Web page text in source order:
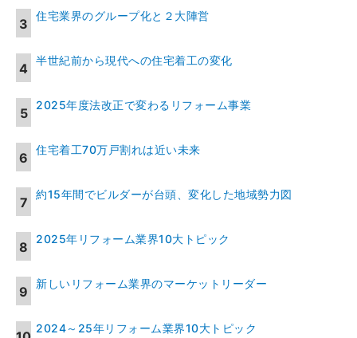
住宅業界のグループ化と２大陣営
半世紀前から現代への住宅着工の変化
2025年度法改正で変わるリフォーム事業
住宅着工70万戸割れは近い未来
約15年間でビルダーが台頭、変化した地域勢力図
2025年リフォーム業界10大トピック
新しいリフォーム業界のマーケットリーダー
2024～25年リフォーム業界10大トピック